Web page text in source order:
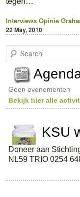
Interviews Opinie
22 May, 2010
e
c
h
Geen evenementen
Bekijk hier alle
KSU
Doneer aan
NL59 TRIO 0254